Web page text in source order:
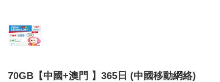
70GB【中國+澳門 】365日 (中國移動網絡)